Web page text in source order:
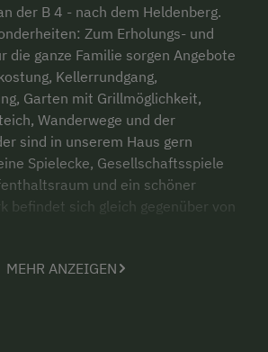
der B 4 - nach dem Heldenberg.
Zum Erholungs- und
die ganze Familie sorgen Angebote
Kellerrundgang,
Garten mit Grillmöglichkeit,
Wanderwege und der
sind in unserem Haus gern
Spielecke, Gesellschaftsspiele
und ein schöner
befindet sich gleich gegenüber von
MEHR ANZEIGEN